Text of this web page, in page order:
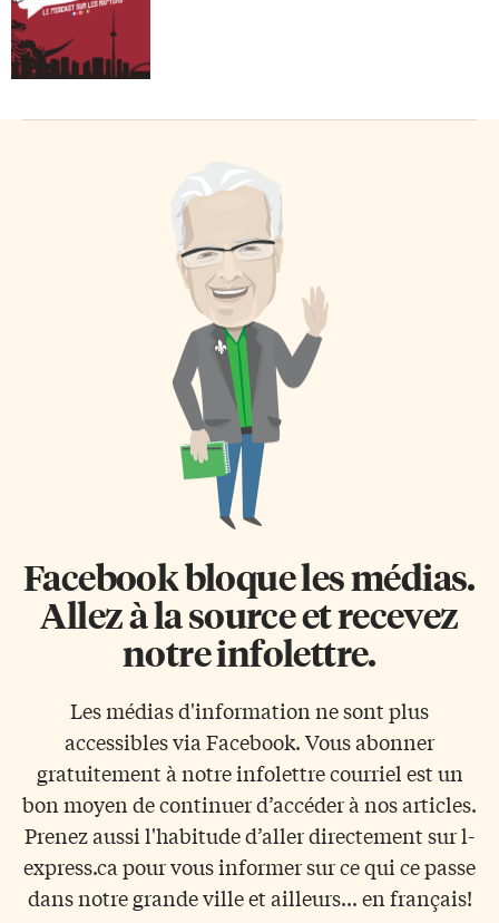
Facebook bloque les médias.
Allez à la source et recevez
notre infolettre.
Les médias d'information ne sont plus
accessibles via Facebook. Vous abonner
gratuitement à notre infolettre courriel est un
bon moyen de continuer d’accéder à nos articles.
Prenez aussi l'habitude d’aller directement sur l-
express.ca pour vous informer sur ce qui ce passe
dans notre grande ville et ailleurs... en français!